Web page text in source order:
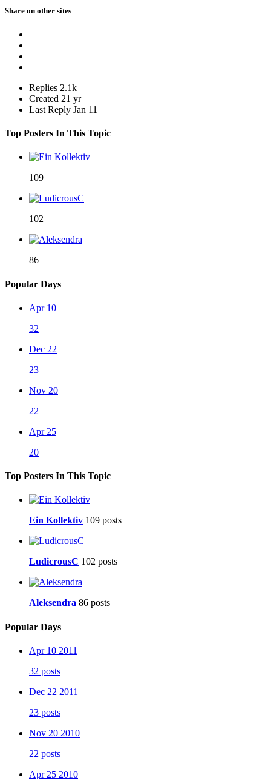
Share on other sites
Replies 2.1k
Created 21 yr
Last Reply Jan 11
Top Posters In This Topic
109
102
86
Popular Days
Apr 10
32
Dec 22
23
Nov 20
22
Apr 25
20
Top Posters In This Topic
Ein Kollektiv 109 posts
LudicrousC 102 posts
Aleksendra 86 posts
Popular Days
Apr 10 2011
32 posts
Dec 22 2011
23 posts
Nov 20 2010
22 posts
Apr 25 2010